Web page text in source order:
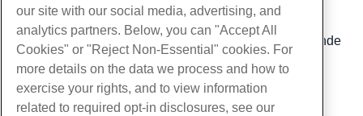
zu schützen
Sie können einschränken, wie viele Anfragen ein Kunde
in einem bestimmten Zeitrahmen stellen kann, um Ihr
Backend vor Missbrauch oder versehentlicher
Überlastung zu schützen.
our site with our social media, advertising, and
analytics partners. Below, you can "Accept All
Cookies" or "Reject Non-Essential" cookies. For
more details on the data we process and how to
exercise your rights, and to view information
related to required opt-in disclosures, see our